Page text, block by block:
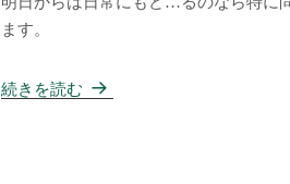
ます。
続きを読む 段取りが９割